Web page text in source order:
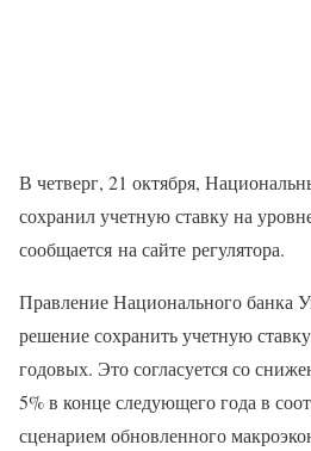
В четверг, 21 октября,
сохранил учетную ставку на
сообщается на сайте регулятора.
Правление Национального банка
решение сохранить учетную
годовых. Это согласуется со
5% в конце следующего года в
сценарием обновленного